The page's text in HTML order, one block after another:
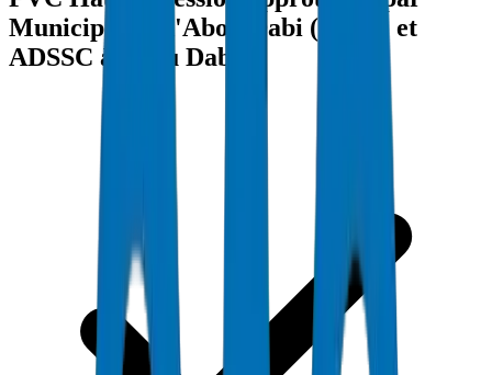
Municipalité d'Abou Dabi (ADM) et
ADSSC à Abou Dabi ?